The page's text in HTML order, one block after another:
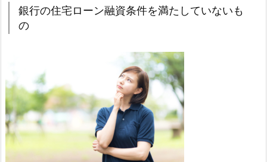
銀行の住宅ローン融資条件を満たしていないも
の